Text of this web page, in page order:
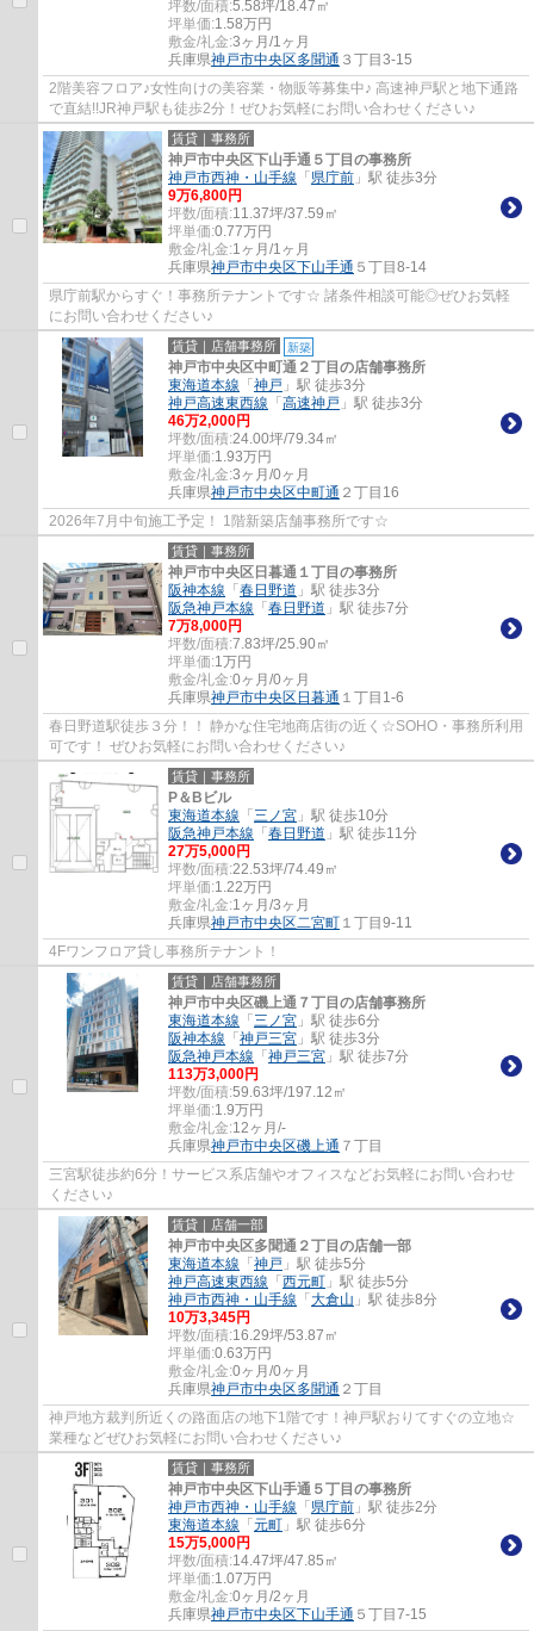
坪数/面積:5.58坪/18.47㎡
坪単価:1.58万円
敷金/礼金:3ヶ月/1ヶ月
兵庫県神戸市中央区多聞通 ３丁目3-15
2階美容フロア♪女性向けの美容業・物販等募集中♪ 高速神戸駅と地下通路
で直結!!JR神戸駅も徒歩2分！ぜひお気軽にお問い合わせください♪
賃貸｜事務所
神戸市中央区下山手通５丁目の事務所
神戸市西神・山手線 「 県庁前 」駅 徒歩3分
9万6,800円
坪数/面積:11.37坪/37.59㎡
坪単価:0.77万円
敷金/礼金:1ヶ月/1ヶ月
兵庫県神戸市中央区下山手通 ５丁目8-14
県庁前駅からすぐ！事務所テナントです☆ 諸条件相談可能◎ぜひお気軽
にお問い合わせください♪
賃貸｜店舗事務所 新築
神戸市中央区中町通２丁目の店舗事務所
東海道本線 「 神戸 」駅 徒歩3分
神戸高速東西線 「 高速神戸 」駅 徒歩3分
46万2,000円
坪数/面積:24.00坪/79.34㎡
坪単価:1.93万円
敷金/礼金:3ヶ月/0ヶ月
兵庫県神戸市中央区中町通 ２丁目16
2026年7月中旬施工予定！ 1階新築店舗事務所です☆
賃貸｜事務所
神戸市中央区日暮通１丁目の事務所
阪神本線 「 春日野道 」駅 徒歩3分
阪急神戸本線 「 春日野道 」駅 徒歩7分
7万8,000円
坪数/面積:7.83坪/25.90㎡
坪単価:1万円
敷金/礼金:0ヶ月/0ヶ月
兵庫県神戸市中央区 日暮通 １丁目1-6
春日野道駅徒歩３分！！ 静かな住宅地商店街の近く☆SOHO・事務所利用
可です！ ぜひお気軽にお問い合わせください♪
賃貸｜事務所
P＆Bビル
東海道本線 「 三ノ宮 」駅 徒歩10分
阪急神戸本線 「 春日野道 」駅 徒歩11分
27万5,000円
坪数/面積:22.53坪/74.49㎡
坪単価:1.22万円
敷金/礼金:1ヶ月/3ヶ月
兵庫県神戸市中央区二宮町 １丁目9-11
4Fワンフロア貸し事務所テナント！
賃貸｜店舗事務所
神戸市中央区磯上通７丁目の店舗事務所
東海道本線 「 三ノ宮 」駅 徒歩6分
阪神本線 「 神戸三宮 」駅 徒歩3分
阪急神戸本線 「 神戸三宮 」駅 徒歩7分
113万3,000円
坪数/面積:59.63坪/197.12㎡
坪単価:1.9万円
敷金/礼金:12ヶ月/-
兵庫県神戸市中央区磯上通 ７丁目
三宮駅徒歩約6分！サービス系店舗やオフィスなどお気軽にお問い合わせ
ください♪
賃貸｜店舗一部
神戸市中央区多聞通２丁目の店舗一部
東海道本線 「 神戸 」駅 徒歩5分
神戸高速東西線 「 西元町 」駅 徒歩5分
神戸市西神・山手線 「 大倉山 」駅 徒歩8分
10万3,345円
坪数/面積:16.29坪/53.87㎡
坪単価:0.63万円
敷金/礼金:0ヶ月/0ヶ月
兵庫県神戸市中央区多聞通 ２丁目
神戸地方裁判所近くの路面店の地下1階です！神戸駅おりてすぐの立地☆
業種などぜひお気軽にお問い合わせください♪
賃貸｜事務所
神戸市中央区下山手通５丁目の事務所
神戸市西神・山手線 「 県庁前 」駅 徒歩2分
東海道本線 「 元町 」駅 徒歩6分
15万5,000円
坪数/面積:14.47坪/47.85㎡
坪単価:1.07万円
敷金/礼金:0ヶ月/2ヶ月
兵庫県神戸市中央区下山手通 ５丁目7-15